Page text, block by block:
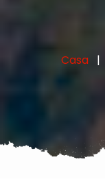
Casa